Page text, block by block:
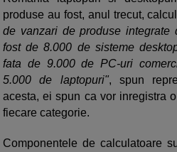
produse au fost, anul trecut,
de vanzari de produse
fost de 8.000 de sisteme
fata de 9.000 de PC-uri
5.000 de laptopuri", spun
acesta, ei spun ca vor inregistra
fiecare categorie.
Componentele de calculatoare